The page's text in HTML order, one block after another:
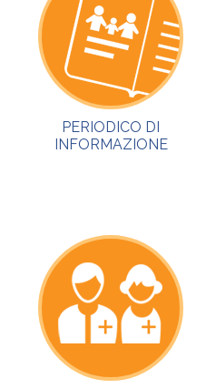
PERIODICO DI
INFORMAZIONE